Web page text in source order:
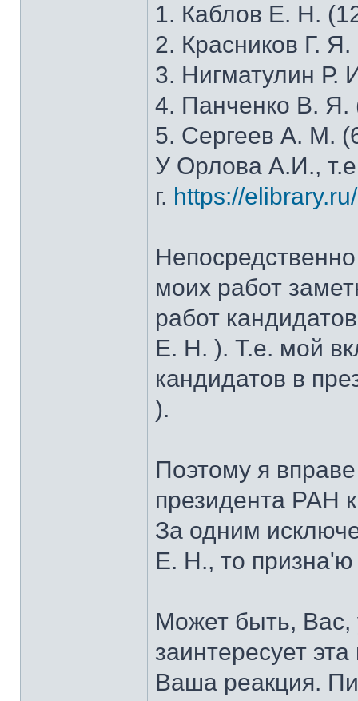
1. Каблов Е. Н.
2. Красников Г.
3. Нигматулин Р.
4. Панченко В. Я.
5. Сергеев А. М.
У Орлова А.И.,
г. https://
моих работ
работ
Е. Н. ). Т.е. мой
кандидатов в
).
Поэтому я
президента РАН
За одним
Е. Н., то призна'ю
Может быть,
заинтересует
Ваша реакция.